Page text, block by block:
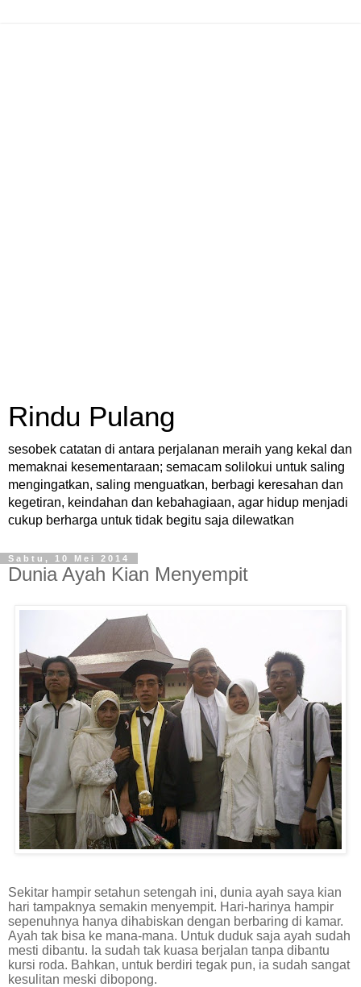
Rindu Pulang
sesobek catatan di antara perjalanan meraih yang kekal dan
memaknai kesementaraan; semacam solilokui untuk saling
mengingatkan, saling menguatkan, berbagi keresahan dan
kegetiran, keindahan dan kebahagiaan, agar hidup menjadi
cukup berharga untuk tidak begitu saja dilewatkan
Sabtu, 10 Mei 2014
Dunia Ayah Kian Menyempit
Sekitar hampir setahun setengah ini, dunia ayah saya kian
hari tampaknya semakin menyempit. Hari-harinya hampir
sepenuhnya hanya dihabiskan dengan berbaring di kamar.
Ayah tak bisa ke mana-mana. Untuk duduk saja ayah sudah
mesti dibantu. Ia sudah tak kuasa berjalan tanpa dibantu
kursi roda. Bahkan, untuk berdiri tegak pun, ia sudah sangat
kesulitan meski dibopong.